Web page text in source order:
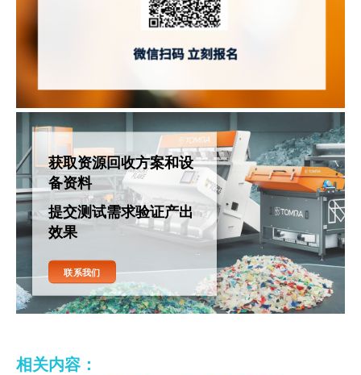
获取资源回收方案和设
备资料
提交测试需求验证产出
效果
联系我们
相关内容：